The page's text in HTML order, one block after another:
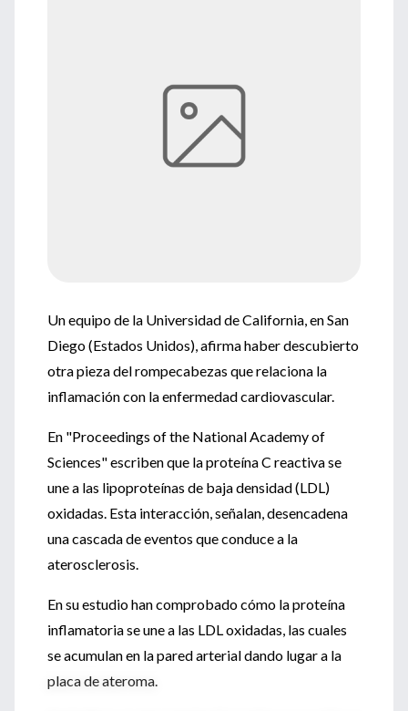
Un equipo de la Universidad de California, en San
Diego (Estados Unidos), afirma haber descubierto
otra pieza del rompecabezas que relaciona la
inflamación con la enfermedad cardiovascular.
En "Proceedings of the National Academy of
Sciences" escriben que la proteína C reactiva se
une a las lipoproteínas de baja densidad (LDL)
oxidadas. Esta interacción, señalan, desencadena
una cascada de eventos que conduce a la
aterosclerosis.
En su estudio han comprobado cómo la proteína
inflamatoria se une a las LDL oxidadas, las cuales
se acumulan en la pared arterial dando lugar a la
placa de ateroma.